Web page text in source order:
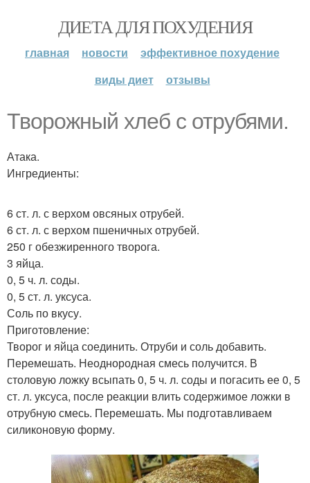
ДИЕТА ДЛЯ ПОХУДЕНИЯ
главная новости
эффективное похудение
виды диет
отзывы
Творожный хлеб с отрубями.
Атака.
Ингредиенты:
6 ст. л. с верхом овсяных отрубей.
6 ст. л. с верхом пшеничных отрубей.
250 г обезжиренного творога.
3 яйца.
0, 5 ч. л. соды.
0, 5 ст. л. уксуса.
Соль по вкусу.
Приготовление:
Творог и яйца соединить. Отруби и соль добавить.
Перемешать. Неоднородная смесь получится. В
столовую ложку всыпать 0, 5 ч. л. соды и погасить ее 0, 5
ст. л. уксуса, после реакции влить содержимое ложки в
отрубную смесь. Перемешать. Мы подготавливаем
силиконовую форму.